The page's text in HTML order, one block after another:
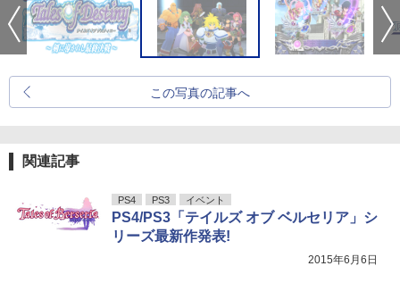
この写真の記事へ
関連記事
PS4 PS3 イベント
PS4/PS3「テイルズ オブ ベルセリア」シ
リーズ最新作発表!
2015年6月6日